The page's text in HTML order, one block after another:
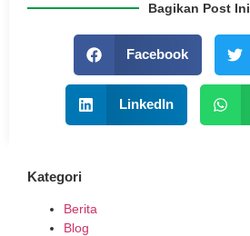
Bagikan Post Ini
Facebook
LinkedIn
Kategori
Berita
Blog